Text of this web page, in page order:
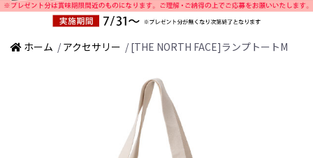
ホーム / アクセサリー / [THE NORTH FACE]ランプトートM